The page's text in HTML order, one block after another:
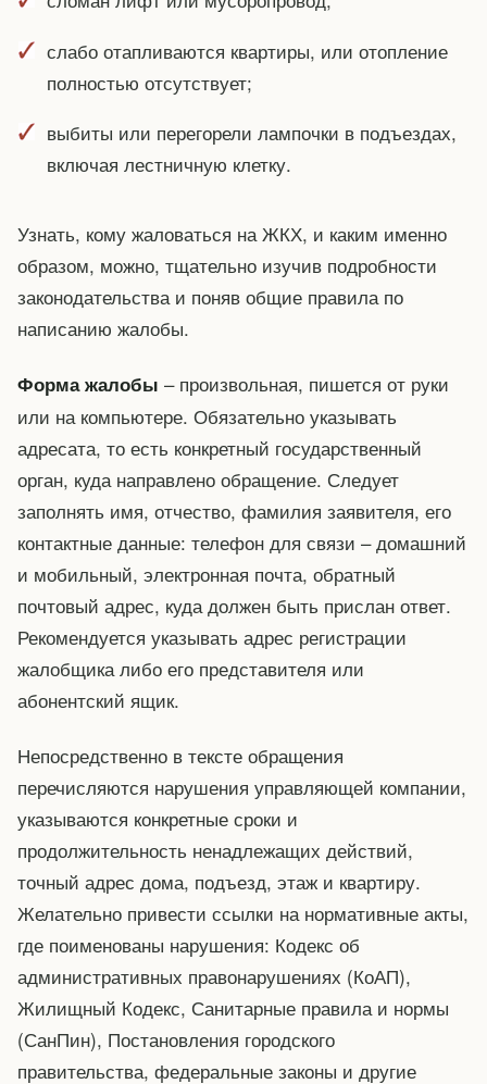
слабо отапливаются квартиры, или отопление
полностью отсутствует;
выбиты или перегорели лампочки в подъездах,
включая лестничную клетку.
Узнать, кому жаловаться на ЖКХ, и каким именно
образом, можно, тщательно изучив подробности
законодательства и поняв общие правила по
написанию жалобы.
Форма жалобы – произвольная, пишется от руки
или на компьютере. Обязательно указывать
адресата, то есть конкретный государственный
орган, куда направлено обращение. Следует
заполнять имя, отчество, фамилия заявителя, его
контактные данные: телефон для связи – домашний
и мобильный, электронная почта, обратный
почтовый адрес, куда должен быть прислан ответ.
Рекомендуется указывать адрес регистрации
жалобщика либо его представителя или
абонентский ящик.
Непосредственно в тексте обращения
перечисляются нарушения управляющей компании,
указываются конкретные сроки и
продолжительность ненадлежащих действий,
точный адрес дома, подъезд, этаж и квартиру.
Желательно привести ссылки на нормативные акты,
где поименованы нарушения: Кодекс об
административных правонарушениях (КоАП),
Жилищный Кодекс, Санитарные правила и нормы
(СанПин), Постановления городского
правительства, федеральные законы и другие